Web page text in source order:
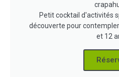
Petit cocktail d'activités
découverte pour
et 12